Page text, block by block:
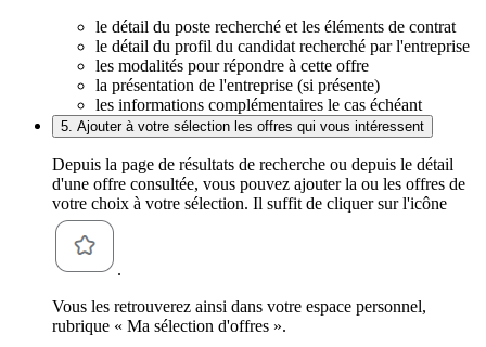
le détail du poste recherché et les éléments de contrat
le détail du profil du candidat recherché par l'entreprise
les modalités pour répondre à cette offre
la présentation de l'entreprise (si présente)
les informations complémentaires le cas échéant
5. Ajouter à votre sélection les offres qui vous intéressent
Depuis la page de résultats de recherche ou depuis le détail
d'une offre consultée, vous pouvez ajouter la ou les offres de
votre choix à votre sélection. Il suffit de cliquer sur l'icône
.
Vous les retrouverez ainsi dans votre espace personnel,
rubrique « Ma sélection d'offres ».